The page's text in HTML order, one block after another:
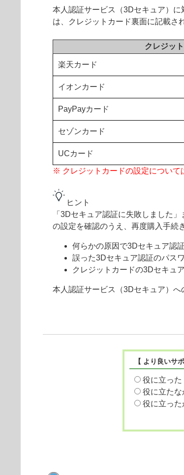
本人認証サービス（3Dセキュア）
は、クレジットカード裏面に記載さ
クレジッ
楽天カード
イオンカード
PayPayカード
セゾンカード
UCカード
※ クレジットカードの設定について
ヒント
「3Dセキュア認証に失敗しました
の設定を確認のうえ、再度購入手続
何らかの原因で3Dセキュア認
誤った3Dセキュア認証のパス
クレジットカードの3Dセキ
本人認証サービス（3Dセキュア）
【 より良いサ
役に立った
役に立たな
役に立った